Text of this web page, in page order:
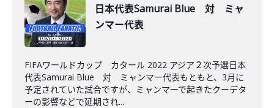
日本代表Samurai Blue 対 ミャ
ンマー代表
FIFAワールドカップ カタール 2022 アジア２次予選日本
代表Samurai Blue 対 ミャンマー代表もともと、3月に
予定されていた試合ですが、ミャンマーで起きたクーデタ
ーの影響などで延期され...